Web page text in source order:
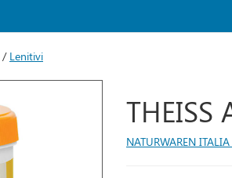
/ Lenitivi
THEISS
NATURWAREN